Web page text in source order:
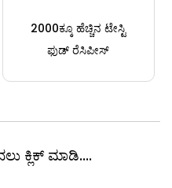
2000ಕ್ಕೂ ಹೆಚ್ಚಿನ ಟೇಸ್ಟಿ
ಫುಡ್ ರೆಸಿಪೀಸ್
ಕ್ಲಿಕ್ ಮಾಡಿ....